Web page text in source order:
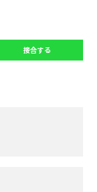
接合する